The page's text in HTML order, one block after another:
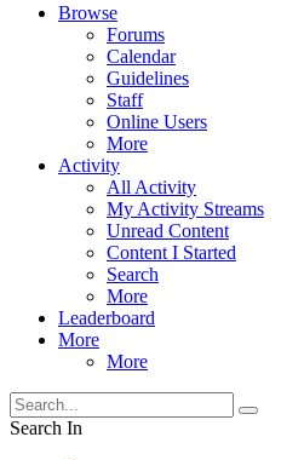
Browse
Forums
Calendar
Guidelines
Staff
Online Users
More
Activity
All Activity
My Activity Streams
Unread Content
Content I Started
Search
More
Leaderboard
More
More
Search In